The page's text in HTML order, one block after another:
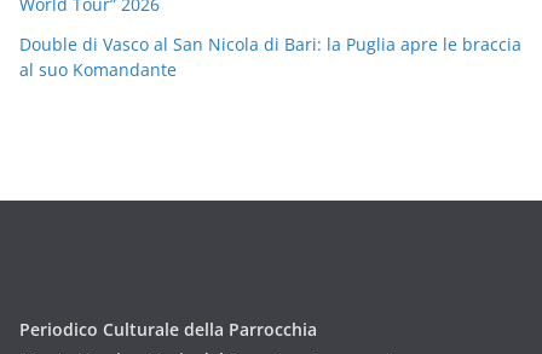
World Tour” 2026
Double di Vasco al San Nicola di Bari: la Puglia apre le braccia
al suo Komandante
Periodico Culturale della Parrocchia